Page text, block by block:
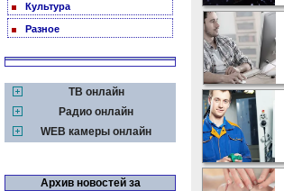
Культура
Разное
ТВ онлайн
Радио онлайн
WEB камеры онлайн
Архив новостей за